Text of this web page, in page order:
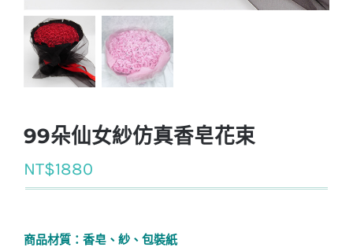
99朵仙女紗仿真香皂花束
NT$1880
商品材質：香皂、紗、包裝紙